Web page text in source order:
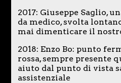
2017: Giuseppe Saglio,
da medico, svolta
mai dimenticare il
2018: Enzo Bo: punto
rossa, sempre presente
aiuto dal punto di vista
assistenziale